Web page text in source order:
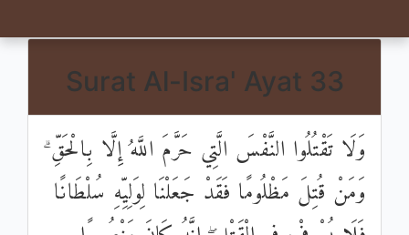
Surat Al-Isra' Ayat 33
وَلَا تَقْتُلُوا النَّفْسَ الَّتِي حَرَّمَ اللَّهُ إِلَّا بِالْحَقِّ ۗ
وَمَنْ قُتِلَ مَظْلُومًا فَقَدْ جَعَلْنَا لِوَلِيِّهِ سُلْطَانًا